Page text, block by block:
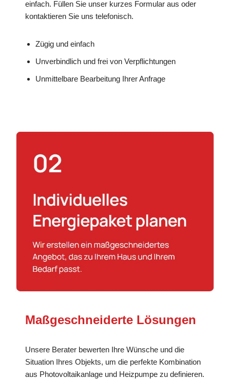
einfach. Füllen Sie unser kurzes Formular aus oder
kontaktieren Sie uns telefonisch.
Zügig und einfach
Unverbindlich und frei von Verpflichtungen
Unmittelbare Bearbeitung Ihrer Anfrage
Maßgeschneiderte Lösungen
Unsere Berater bewerten Ihre Wünsche und die
Situation Ihres Objekts, um die perfekte Kombination
aus Photovoltaikanlage und Heizpumpe zu definieren.